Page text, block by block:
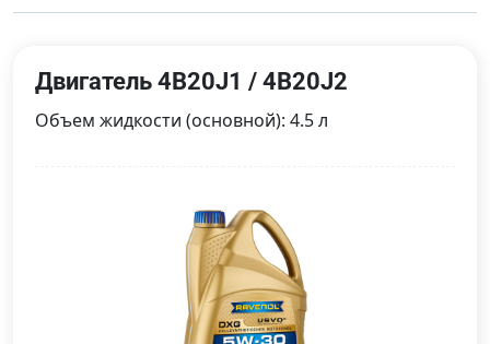
Двигатель 4B20J1 / 4B20J2
Объем жидкости (основной): 4.5 л